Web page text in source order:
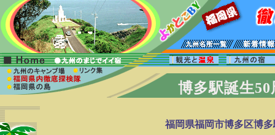
博多駅誕生
福岡県福岡市博多区博多